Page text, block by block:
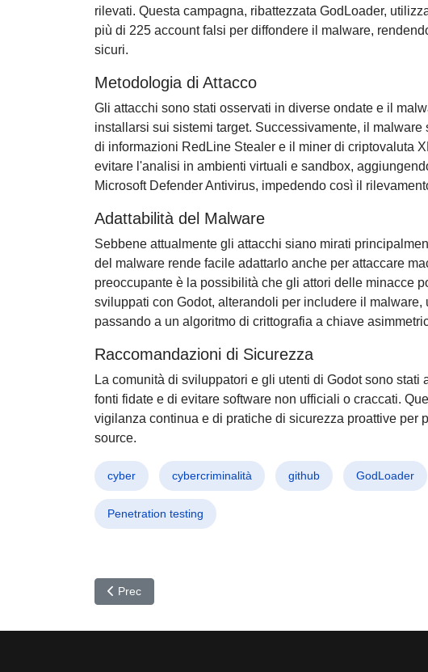
rilevati. Questa campagna, ribattezzata GodLoader,
più di 225 account falsi per diffondere il malware,
sicuri.
Metodologia di Attacco
Gli attacchi sono stati osservati in diverse ondate e il
installarsi sui sistemi target. Successivamente, il
di informazioni RedLine Stealer e il miner di criptovaluta
evitare l'analisi in ambienti virtuali e sandbox,
Microsoft Defender Antivirus, impedendo così il
Adattabilità del Malware
Sebbene attualmente gli attacchi siano mirati
del malware rende facile adattarlo anche per attaccare
preoccupante è la possibilità che gli attori delle minacce
sviluppati con Godot, alterandoli per includere il
passando a un algoritmo di crittografia a chiave
Raccomandazioni di Sicurezza
La comunità di sviluppatori e gli utenti di Godot sono
fonti fidate e di evitare software non ufficiali o craccati.
vigilanza continua e di pratiche di sicurezza proattive per
source.
cyber cybercriminalità github GodLoader
Penetration testing
Articolo precedente: Attacco Globale Earth Estries:
Prec